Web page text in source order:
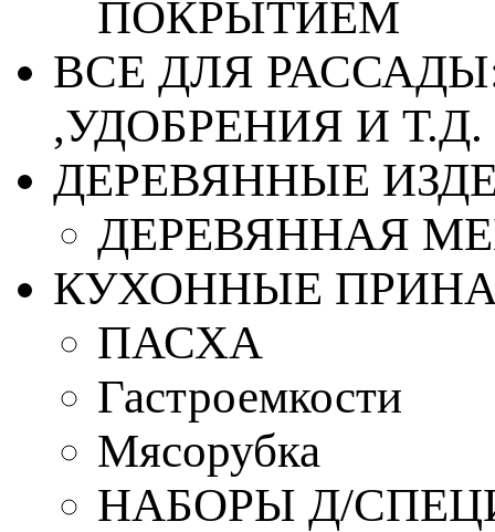
ПОКРЫТИЕМ
ВСЕ ДЛЯ
,УДОБРЕНИЯ И Т.Д.
ДЕРЕВЯННЫЕ
ДЕРЕВЯННАЯ
КУХОННЫЕ
ПАСХА
Гастроемкости
Мясорубка
НАБОРЫ Д/